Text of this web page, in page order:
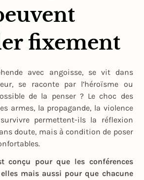
fixement
avec angoisse, se vit dans
se raconte par l’héroïsme ou
de la penser ? Le choc des
armes, la propagande, la violence
permettent-ils la réflexion
doute, mais à condition de poser
conçu pour que les conférences
mais aussi pour que chacune